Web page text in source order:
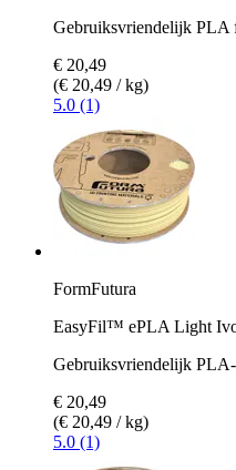
Gebruiksvriendelijk PLA
€ 20,49
(€ 20,49 / kg)
5.0 (1)
FormFutura
EasyFil™ ePLA Light
Gebruiksvriendelijk
€ 20,49
(€ 20,49 / kg)
5.0 (1)